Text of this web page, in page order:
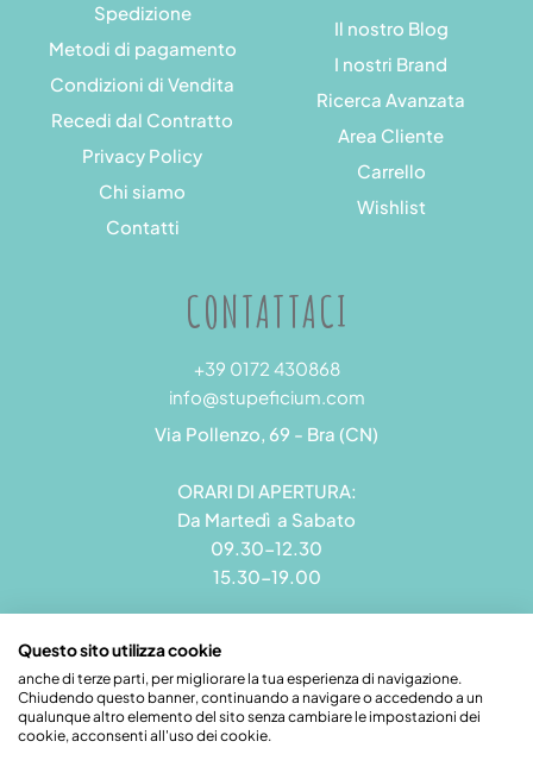
Spedizione
Metodi di pagamento
Condizioni di Vendita
Recedi dal Contratto
Privacy Policy
Chi siamo
Contatti
Il nostro Blog
I nostri Brand
Ricerca Avanzata
Area Cliente
Carrello
Wishlist
CONTATTACI
+39 0172 430868
info@stupeficium.com
Via Pollenzo, 69 - Bra (CN)
ORARI DI APERTURA:
Da Martedì a Sabato
09.30-12.30
15.30-19.00
Stupeficium di Carena Diego | Rea CN - 265823 | P.I.
09492550018 | Pec: grandamodel@pec.it
Questo sito utilizza cookie
anche di terze parti, per migliorare la tua esperienza di navigazione.
Chiudendo questo banner, continuando a navigare o accedendo a un
qualunque altro elemento del sito senza cambiare le impostazioni dei
cookie, acconsenti all'uso dei cookie.